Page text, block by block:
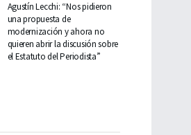
Agustín Lecchi: “Nos pidieron
una propuesta de
modernización y ahora no
quieren abrir la discusión sobre
el Estatuto del Periodista”